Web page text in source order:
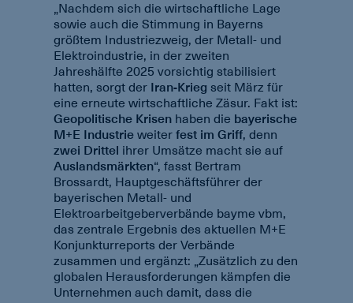
„Nachdem sich die wirtschaftliche Lage
sowie auch die Stimmung in Bayerns
größtem Industriezweig, der Metall- und
Elektroindustrie, in der zweiten
Jahreshälfte 2025 vorsichtig stabilisiert
hatten, sorgt der Iran-Krieg seit März für
eine erneute wirtschaftliche Zäsur. Fakt ist:
Geopolitische Krisen haben die bayerische
M+E Industrie weiter fest im Griff, denn
zwei Drittel ihrer Umsätze macht sie auf
Auslandsmärkten“, fasst Bertram
Brossardt, Hauptgeschäftsführer der
bayerischen Metall- und
Elektroarbeitgeberverbände bayme vbm,
das zentrale Ergebnis des aktuellen M+E
Konjunkturreports der Verbände
zusammen und ergänzt: „Zusätzlich zu den
globalen Herausforderungen kämpfen die
Unternehmen auch damit, dass die